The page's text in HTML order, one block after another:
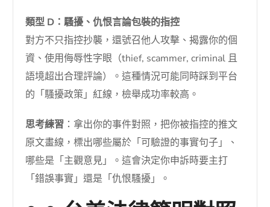
類型 D：騷擾、仇恨言論包裝的指控
對方不只指控抄襲，還號召他人攻擊、揭露你的個
資、使用侮辱性字眼（thief, scammer, criminal 且
語境超出合理評論）。這種情況可能同時踩到平台
的「騷擾政策」紅線，檢舉成功率較高。
思考練習 ：拿出你的事件對照，把你被指控的推文
原文畫線，標出哪些屬於「可驗證的事實句子」、
哪些是「主觀意見」。這會決定你申訴時要主打
「錯誤事實」還是「仇恨騷擾」。